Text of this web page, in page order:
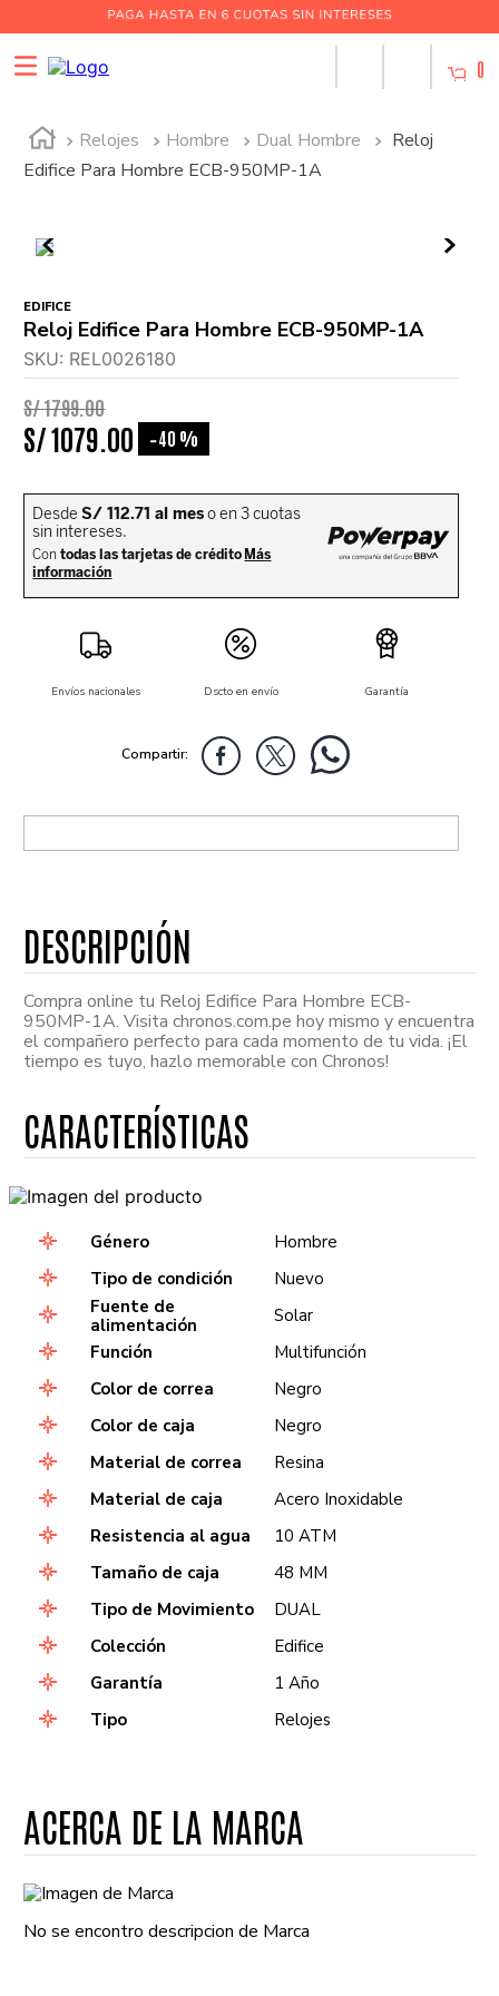
0
Relojes Hombre Dual Hombre
Reloj
Edifice Para Hombre ECB-950MP-1A
EDIFICE
Reloj Edifice Para Hombre ECB-950MP-1A
SKU: REL0026180
S/1799.00
S/1079 00 -40 %
Envíos nacionales Dscto en envío Garantía
Compra online tu Reloj Edifice Para Hombre ECB-
950MP-1A. Visita chronos.com.pe hoy mismo y encuentra
el compañero perfecto para cada momento de tu vida. ¡El
tiempo es tuyo, hazlo memorable con Chronos!
Género
Hombre
Tipo de condición
Nuevo
Fuente de
alimentación
Solar
Función
Multifunción
Color de correa
Negro
Color de caja
Negro
Material de correa
Resina
Material de caja
Acero Inoxidable
Resistencia al agua
10 ATM
Tamaño de caja
48 MM
Tipo de Movimiento
DUAL
Colección
Edifice
Garantía
1 Año
Tipo
Relojes
ACERCA DE LA MARCA
No se encontro descripcion de Marca